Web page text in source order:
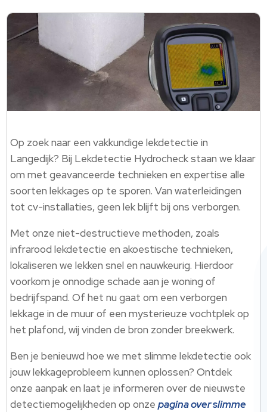
Op zoek naar een vakkundige lekdetectie in
Langedijk? Bij Lekdetectie Hydrocheck staan we klaar
om met geavanceerde technieken en expertise alle
soorten lekkages op te sporen. Van waterleidingen
tot cv-installaties, geen lek blijft bij ons verborgen.
Met onze niet-destructieve methoden, zoals
infrarood lekdetectie en akoestische technieken,
lokaliseren we lekken snel en nauwkeurig. Hierdoor
voorkom je onnodige schade aan je woning of
bedrijfspand. Of het nu gaat om een verborgen
lekkage in de muur of een mysterieuze vochtplek op
het plafond, wij vinden de bron zonder breekwerk.
Ben je benieuwd hoe we met slimme lekdetectie ook
jouw lekkageprobleem kunnen oplossen? Ontdek
onze aanpak en laat je informeren over de nieuwste
detectiemogelijkheden op onzepagina over slimme